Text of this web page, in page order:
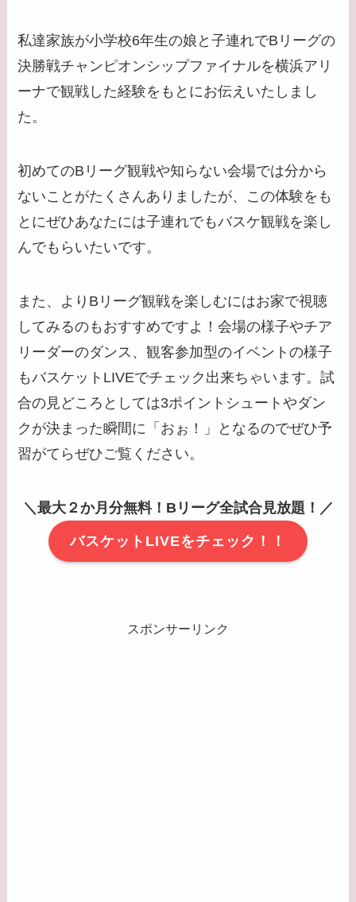
私達家族が小学校6年生の娘と子連れでBリーグの
決勝戦チャンピオンシップファイナルを横浜アリ
ーナで観戦した経験をもとにお伝えいたしまし
た。
初めてのBリーグ観戦や知らない会場では分から
ないことがたくさんありましたが、この体験をも
とにぜひあなたには子連れでもバスケ観戦を楽し
んでもらいたいです。
また、よりBリーグ観戦を楽しむにはお家で視聴
してみるのもおすすめですよ！会場の様子やチア
リーダーのダンス、観客参加型のイベントの様子
もバスケットLIVEでチェック出来ちゃいます。試
合の見どころとしては3ポイントシュートやダン
クが決まった瞬間に「おぉ！」となるのでぜひ予
習がてらぜひご覧ください。
＼最大２か月分無料！Bリーグ全試合見放題！／
バスケットLIVEをチェック！！
スポンサーリンク